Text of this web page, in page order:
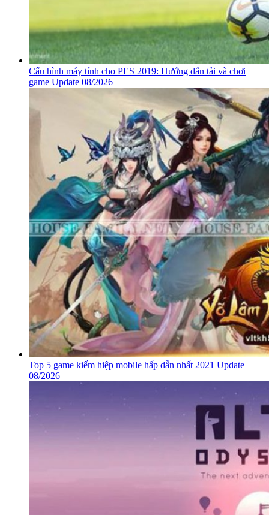
Cấu hình máy tính cho PES 2019: Hướng dẫn tải và chơi
game Update 08/2026
Top 5 game kiếm hiệp mobile hấp dẫn nhất 2021 Update
08/2026